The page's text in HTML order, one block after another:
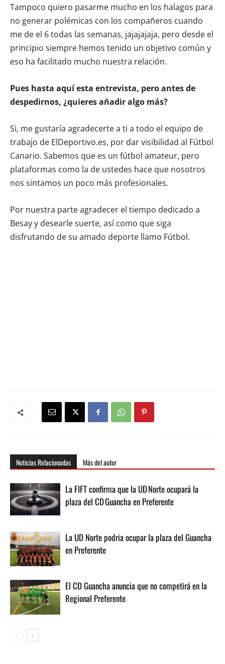
Tampoco quiero pasarme mucho en los halagos para
no generar polémicas con los compañeros cuando
me de el 6 todas las semanas, jajajajaja, pero desde el
principio siempre hemos tenido un objetivo común y
eso ha facilitado mucho nuestra relación.
Pues hasta aquí esta entrevista, pero antes de
despedirnos, ¿quieres añadir algo más?
Si, me gustaría agradecerte a ti a todo el equipo de
trabajo de ElDeportivo.es, por dar visibilidad al Fútbol
Canario. Sabemos que es un fútbol amateur, pero
plataformas como la de ustedes hace que nosotros
nos sintamos un poco más profesionales.
Por nuestra parte agradecer el tiempo dedicado a
Besay y desearle suerte, así como que siga
disfrutando de su amado deporte llamo Fútbol.
Noticias Relacionadas Más del autor
La FIFT confirma que la UD Norte ocupará la
plaza del CD Guancha en Preferente
La UD Norte podria ocupar la plaza del Guancha
en Preferente
El CD Guancha anuncia que no competirá en la
Regional Preferente